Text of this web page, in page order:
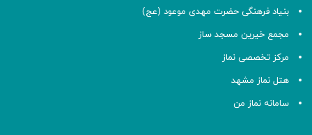
بنیاد فرهنگی حضرت مهدی موعود (عج)
مجمع خیرین مسجد ساز
مرکز تخصصی نماز
هتل نماز مشهد
سامانه نماز من